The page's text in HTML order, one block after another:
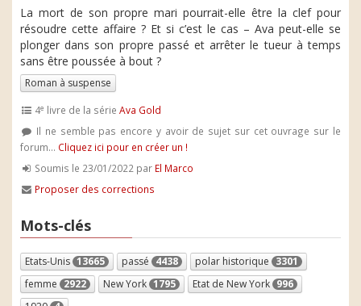
La mort de son propre mari pourrait-elle être la clef pour
résoudre cette affaire ? Et si c’est le cas – Ava peut-elle se
plonger dans son propre passé et arrêter le tueur à temps
sans être poussée à bout ?
Roman à suspense
4e livre de la sérieAva Gold
Il ne semble pas encore y avoir de sujet sur cet ouvrage sur le
forum... Cliquez ici pour en créer un !
Soumis le 23/01/2022 par El Marco
Proposer des corrections
Mots-clés
Etats-Unis 13665 passé 4438 polar historique 3301
femme 2922 New York 1795 Etat de New York 996